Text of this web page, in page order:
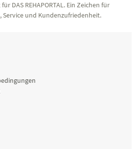
DAS REHAPORTAL. Ein Zeichen für
Service und Kundenzufriedenheit.